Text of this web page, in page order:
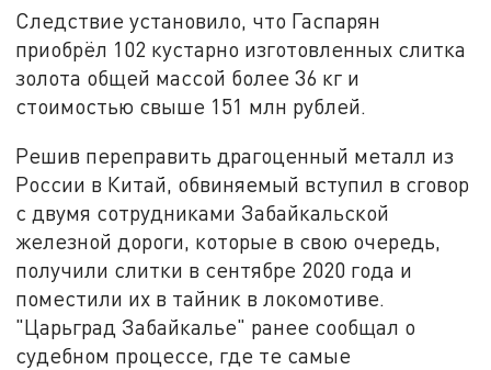
Следствие установило, что Гаспарян
приобрёл 102 кустарно изготовленных слитка
золота общей массой более 36 кг и
стоимостью свыше 151 млн рублей.
Решив переправить драгоценный металл из
России в Китай, обвиняемый вступил в сговор
с двумя сотрудниками Забайкальской
железной дороги, которые в свою очередь,
получили слитки в сентябре 2020 года и
поместили их в тайник в локомотиве.
"Царьград Забайкалье" ранее сообщал о
судебном процессе, где те самые